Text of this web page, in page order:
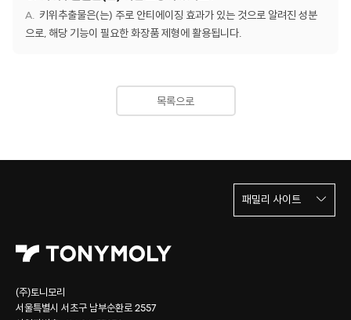
키위추출물은(는) 주로 안티에이징 효과가 있는 것으로 알려진 성분
으로, 해당 기능이 필요한 화장품 제형에 활용됩니다.
목록으로
(주)토니모리
서울특별시 서초구 남부순환로 2557
패밀리 사이트